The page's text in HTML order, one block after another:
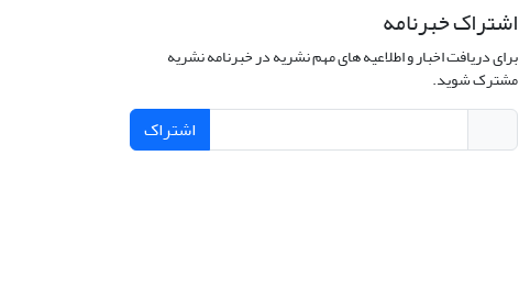
اشتراک خبرنامه
برای دریافت اخبار و اطلاعیه های مهم نشریه در خبرنامه نشریه
مشترک شوید.
اشتراک